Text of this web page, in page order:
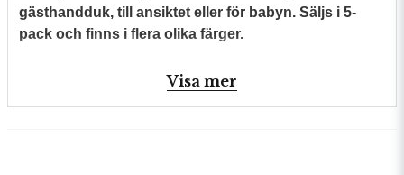
gästhandduk, till ansiktet eller för babyn. Säljs i 5-
pack och finns i flera olika färger.
Visa mer